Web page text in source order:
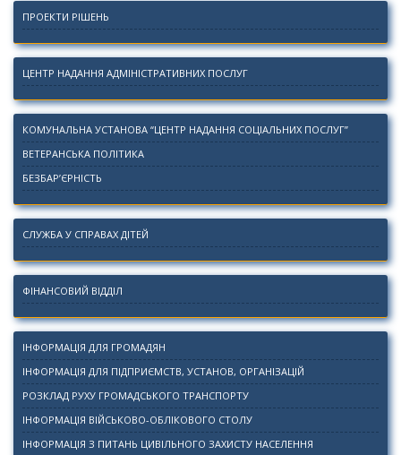
ПРОЕКТИ РІШЕНЬ
ЦЕНТР НАДАННЯ АДМІНІСТРАТИВНИХ ПОСЛУГ
КОМУНАЛЬНА УСТАНОВА “ЦЕНТР НАДАННЯ СОЦІАЛЬНИХ ПОСЛУГ”
ВЕТЕРАНСЬКА ПОЛІТИКА
БЕЗБАР’ЄРНІСТЬ
СЛУЖБА У СПРАВАХ ДІТЕЙ
ФІНАНСОВИЙ ВІДДІЛ
ІНФОРМАЦІЯ ДЛЯ ГРОМАДЯН
ІНФОРМАЦІЯ ДЛЯ ПІДПРИЄМСТВ, УСТАНОВ, ОРГАНІЗАЦІЙ
РОЗКЛАД РУХУ ГРОМАДСЬКОГО ТРАНСПОРТУ
ІНФОРМАЦІЯ ВІЙСЬКОВО-ОБЛІКОВОГО СТОЛУ
ІНФОРМАЦІЯ З ПИТАНЬ ЦИВІЛЬНОГО ЗАХИСТУ НАСЕЛЕННЯ